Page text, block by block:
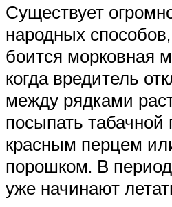
Существует
народных
боится морковная
когда вредитель
между рядками
посыпать
красным перцем
порошком. В
уже начинают